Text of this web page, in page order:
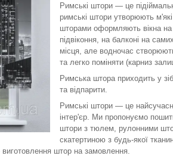
Римські штори — це
римські штори утворюють
шторами оформляють вікна на
підвіконня, на балконі на
місця, але водночас
та легко поміняти (карниз
Римська штора приходить у
та відпарити.
Римські штори — це
інтер'єр. Ми пропонуємо
штори з тюлем, рулонними
скатертиною з будь-якої
штор на замовлення.